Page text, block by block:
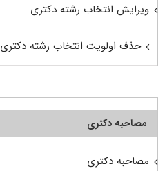
ویرایش انتخاب رشته دکتری
حذف اولویت انتخاب رشته دکتری
مصاحبه دکتری
مصاحبه دکتری